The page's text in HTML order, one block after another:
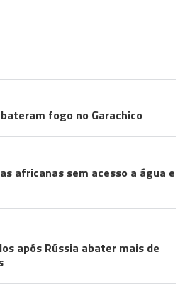
fogo no Garachico
africanas sem acesso a água e
após Rússia abater mais de